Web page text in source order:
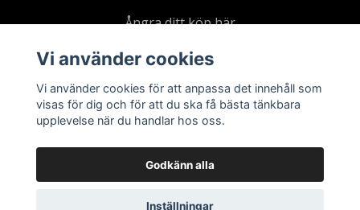
Ångra ditt köp här
Kontakta oss
Köpvillkor & integritetspolicy
Kundklubb
Presentkort
Vi använder cookies
Vi använder cookies för att anpassa det innehåll som
visas för dig och för att du ska få bästa tänkbara
upplevelse när du handlar hos oss.
Godkänn alla
Inställningar